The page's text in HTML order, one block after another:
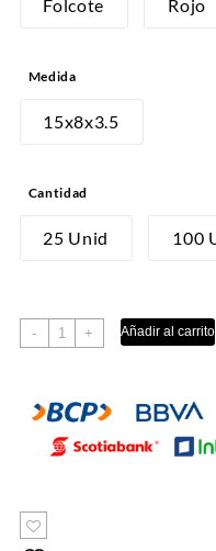
Folcote Rojo
Medida
15x8x3.5
Cantidad
25 Unid 100
-
TRUFA
cantidad
+ Añadir al carrito